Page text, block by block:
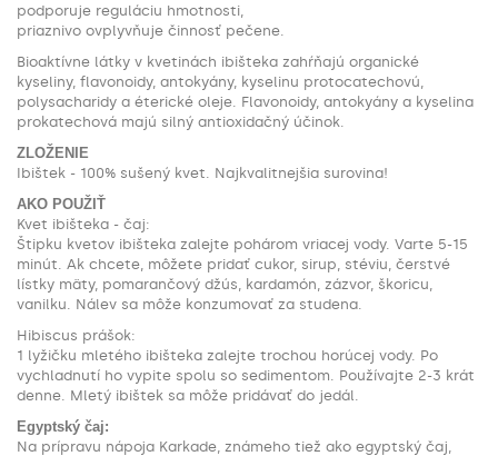
podporuje reguláciu hmotnosti,
priaznivo ovplyvňuje činnosť pečene.
Bioaktívne látky v kvetinách ibišteka zahŕňajú organické
kyseliny, flavonoidy, antokyány, kyselinu protocatechovú,
polysacharidy a éterické oleje. Flavonoidy, antokyány a kyselina
prokatechová majú silný antioxidačný účinok.
ZLOŽENIE
Ibištek - 100% sušený kvet. Najkvalitnejšia surovina!
AKO POUŽIŤ
Kvet ibišteka - čaj:
Štipku kvetov ibišteka zalejte pohárom vriacej vody. Varte 5-15
minút. Ak chcete, môžete pridať cukor, sirup, stéviu, čerstvé
lístky mäty, pomarančový džús, kardamón, zázvor, škoricu,
vanilku. Nálev sa môže konzumovať za studena.
Hibiscus prášok:
1 lyžičku mletého ibišteka zalejte trochou horúcej vody. Po
vychladnutí ho vypite spolu so sedimentom. Používajte 2-3 krát
denne. Mletý ibištek sa môže pridávať do jedál.
Egyptský čaj:
Na prípravu nápoja Karkade, známeho tiež ako egyptský čaj,